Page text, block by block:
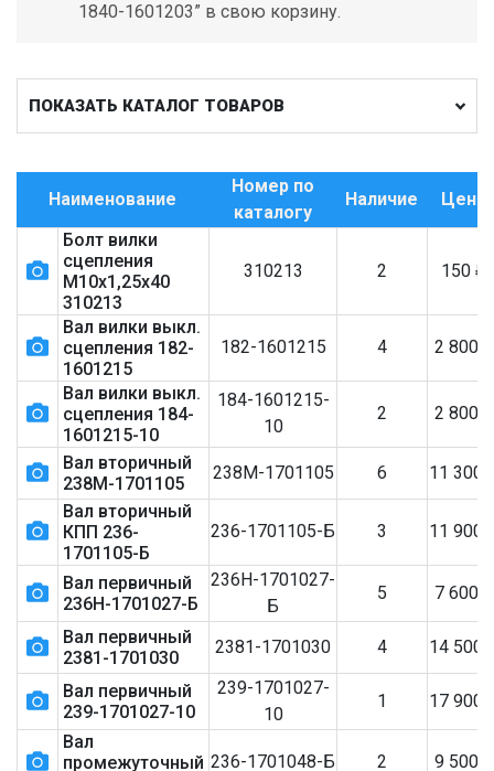
1840-1601203” в свою корзину.
ПОКАЗАТЬ КАТАЛОГ ТОВАРОВ
Наименование
Номер по
каталогу
Наличие
Цена
Болт вилки
сцепления
М10х1,25х40
310213
310213 2 150 ₽
Вал вилки выкл.
сцепления 182-
1601215
182-1601215 4 2 800
Вал вилки выкл.
сцепления 184-
1601215-10
184-1601215-
10
2 2 800
Вал вторичный
238М-1701105
238М-1701105 6 11 300
Вал вторичный
КПП 236-
1701105-Б
236-1701105-Б 3 11 900
Вал первичный
236Н-1701027-Б
236Н-1701027-
Б
5 7 600
Вал первичный
2381-1701030
2381-1701030 4 14 500
Вал первичный
239-1701027-10
239-1701027-
10
1 17 900
Вал
промежуточный 236-1701048-Б 2 9 500